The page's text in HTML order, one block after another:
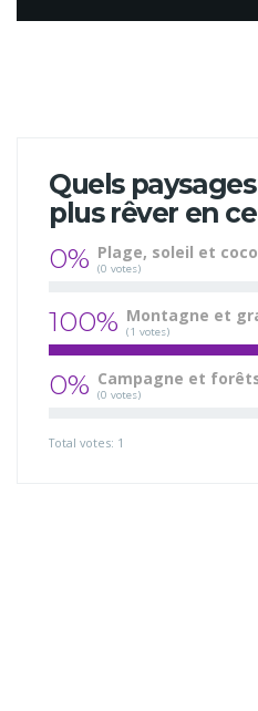
Quels
plus rêver en
0% Plage, soleil et
(0 votes)
100% Montagne et
(1 votes)
0% Campagne et
(0 votes)
Total votes: 1